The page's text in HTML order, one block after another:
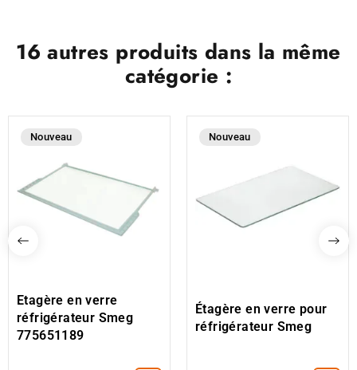
16 autres produits dans la même
catégorie :
Nouveau
Etagère en verre
réfrigérateur Smeg
775651189
Nouveau
Étagère en verre pour
réfrigérateur Smeg